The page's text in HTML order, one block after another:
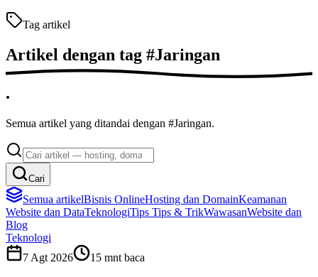
Tag artikel
Artikel dengan tag #Jaringan
.
Semua artikel yang ditandai dengan #Jaringan.
Cari
Semua artikelBisnis OnlineHosting dan DomainKeamanan
Website dan DataTeknologiTips Tips & TrikWawasanWebsite dan
Blog
Teknologi
7 Agt 2026
15 mnt baca